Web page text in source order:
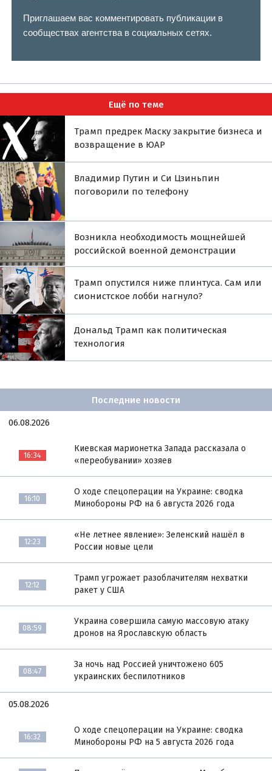
Приглашаем вас комментировать публикации в
сообществах агентства в социальных сетях.
Ещё по теме
Трамп предрек Маску закрытие бизнеса и
возвращение в ЮАР
Владимир Путин и Си Цзиньпин
поговорили по телефону
Возникла необходимость мощнейшей
российской военной демонстрации
Трамп опустился ниже плинтуса. Сам или
сионистское лобби нагнуло?
Дональд Трамп как политическая
технология
Последние новости
06.08.2026
16:34
Киевская марионетка Запада рассказала о
«переобувании» хозяев
16:10
О ходе спецоперации на Украине: сводка
Минобороны РФ на 6 августа 2026 года
12:23
«Не летнее явление»: Зеленский нашёл в
России новые цели
12:12
Трамп угрожает разоблачителям нехватки
ракет у США
08:59
Украина совершила самую массовую атаку
дронов на Ярославскую область
08:47
За ночь над Россией уничтожено 605
украинских беспилотников
05.08.2026
16:32
О ходе спецоперации на Украине: сводка
Минобороны РФ на 5 августа 2026 года